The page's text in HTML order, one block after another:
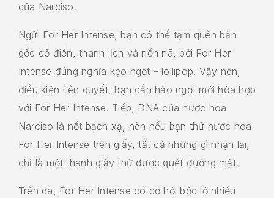
của Narciso.
Ngửi For Her Intense, bạn có thể tạm quên bản
gốc cổ điển, thanh lịch và nền nã, bởi For Her
Intense đúng nghĩa kẹo ngọt – lollipop. Vậy nên,
điều kiện tiên quyết, bạn cần hảo ngọt mới hòa hợp
với For Her Intense. Tiếp, DNA của nước hoa
Narciso là nốt bạch xạ, nên nếu bạn thử nước hoa
For Her Intense trên giấy, tất cả những gì nhận lại,
chỉ là một thanh giấy thử được quết đường mật.
Trên da, For Her Intense có cơ hội bộc lộ nhiều